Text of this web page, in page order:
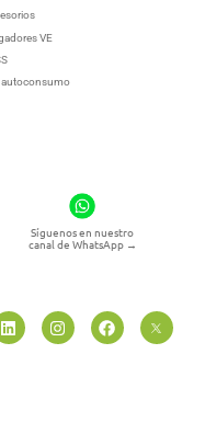
VE
autoconsumo
Síguenos en nuestro
canal de WhatsApp →